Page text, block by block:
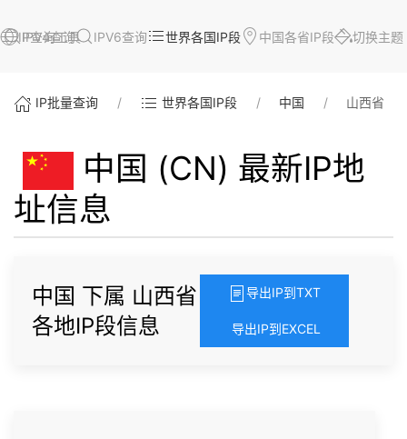
IP查询工具
IPV4查询 IPV6查询 世界各国IP段 中国各省IP段 切换主题
IP批量查询 世界各国IP段 中国 山西省
中国 (CN) 最新IP地
址信息
中国 下属 山西省
各地IP段信息
导出IP到TXT
导出IP到EXCEL